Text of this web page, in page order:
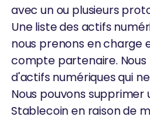
avec un ou plusieurs
Une liste des actifs
nous prenons en charge
compte partenaire.
d'actifs numériques qui
Nous pouvons
Stablecoin en raison de